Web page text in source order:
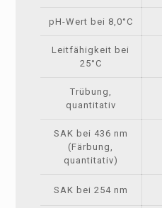
pH-Wert bei 8,0°C
Leitfähigkeit bei
25°C
Trübung,
quantitativ
SAK bei 436 nm
(Färbung,
quantitativ)
SAK bei 254 nm